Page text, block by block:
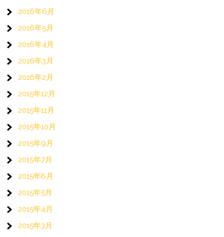
2016年6月
2016年5月
2016年4月
2016年3月
2016年2月
2015年12月
2015年11月
2015年10月
2015年9月
2015年7月
2015年6月
2015年5月
2015年4月
2015年3月